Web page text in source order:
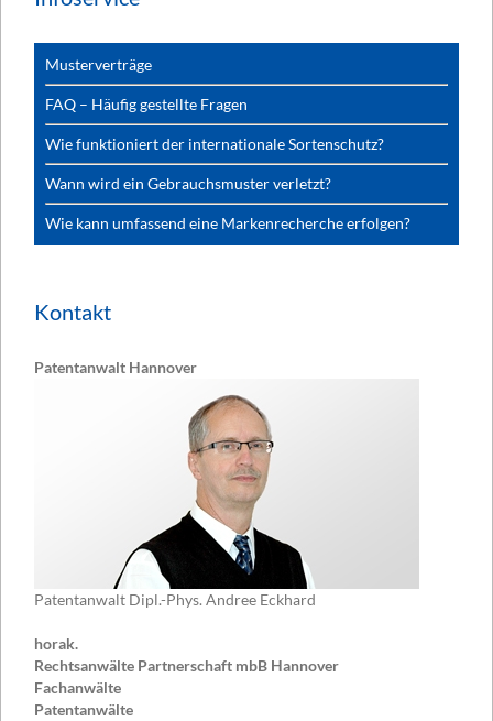
Musterverträge
FAQ – Häufig gestellte Fragen
Wie funktioniert der internationale Sortenschutz?
Wann wird ein Gebrauchsmuster verletzt?
Wie kann umfassend eine Markenrecherche erfolgen?
Kontakt
Patentanwalt Hannover
Patentanwalt Dipl.-Phys. Andree Eckhard
horak.
Rechtsanwälte Partnerschaft mbB Hannover
Fachanwälte
Patentanwälte